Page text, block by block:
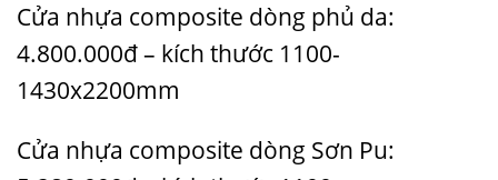
Cửa nhựa composite dòng phủ da:
4.800.000đ – kích thước 1100-
1430x2200mm
Cửa nhựa composite dòng Sơn Pu: